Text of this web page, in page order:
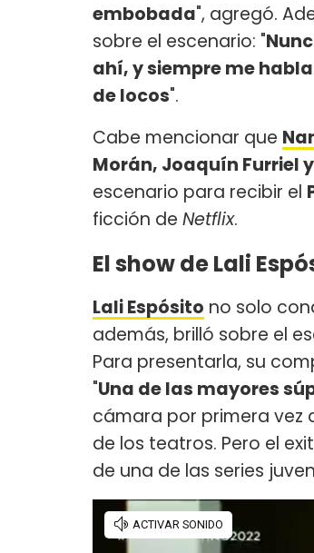
embobada", agregó.
sobre el escenario: "
ahí, y siempre me
de locos".
Cabe mencionar que
Morán, Joaquín Furriel
escenario para recibir el
ficción de Netflix.
El show de Lali
Lali Espósito no solo
además, brilló sobre el
Para presentarla, su
"Una de las mayores
cámara por primera vez
de los teatros. Pero el
de una de las series